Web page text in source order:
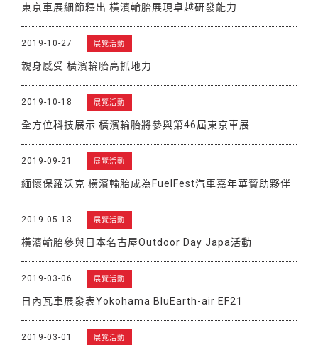
東京車展細節釋出 橫濱輪胎展現卓越研發能力
2019-10-27 展覽活動
親身感受 橫濱輪胎高抓地力
2019-10-18 展覽活動
全方位科技展示 橫濱輪胎將參與第46屆東京車展
2019-09-21 展覽活動
緬懷保羅沃克 橫濱輪胎成為FuelFest汽車嘉年華贊助夥伴
2019-05-13 展覽活動
橫濱輪胎參與日本名古屋Outdoor Day Japa活動
2019-03-06 展覽活動
日內瓦車展發表Yokohama BluEarth-air EF21
2019-03-01 展覽活動